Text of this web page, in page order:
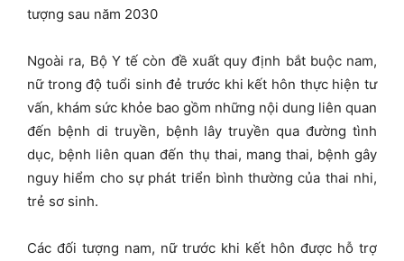
tượng sau năm 2030
Ngoài ra, Bộ Y tế còn đề xuất quy định bắt buộc nam,
nữ trong độ tuổi sinh đẻ trước khi kết hôn thực hiện tư
vấn, khám sức khỏe bao gồm những nội dung liên quan
đến bệnh di truyền, bệnh lây truyền qua đường tình
dục, bệnh liên quan đến thụ thai, mang thai, bệnh gây
nguy hiểm cho sự phát triển bình thường của thai nhi,
trẻ sơ sinh.
Các đối tượng nam, nữ trước khi kết hôn được hỗ trợ